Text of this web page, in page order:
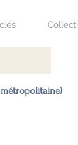
métropolitaine)